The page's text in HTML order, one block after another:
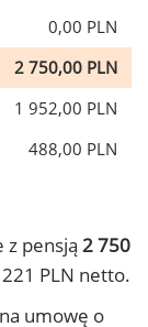
0,00 PLN
2 750,00 PLN
1 952,00 PLN
488,00 PLN
z pensją 2 750
PLN netto.
umowę o